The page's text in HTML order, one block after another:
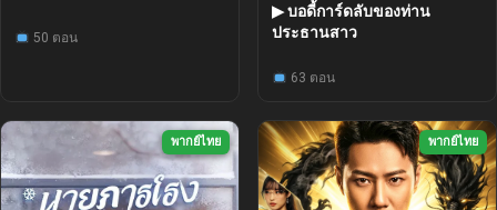
50 ตอน
▶ บอดี้การ์ดลับของท่าน
ประธานสาว
63 ตอน
พากย์ไทย พากย์ไทย